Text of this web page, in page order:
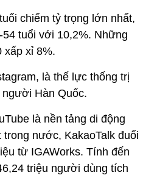
chiếm tỷ trọng lớn nhất,
tuổi với 10,2%. Những
xấp xỉ 8%.
là thế lực thống trị
Hàn Quốc.
là nền tảng di động
nước, KakaoTalk đuổi
từ IGAWorks. Tính đến
triệu người dùng tích